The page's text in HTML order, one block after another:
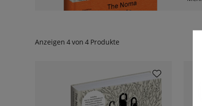
Anzeigen 4von 4 Produkte